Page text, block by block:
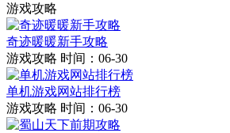
游戏攻略
奇迹暖暖新手攻略
游戏攻略 时间：06-30
单机游戏网站排行榜
游戏攻略 时间：06-30